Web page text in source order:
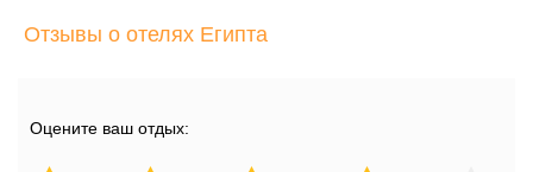
Отзывы о отелях Египта
Оцените ваш отдых: